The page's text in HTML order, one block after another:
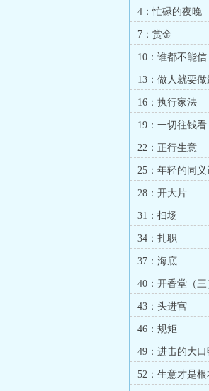
4：忙碌的夜晚
7：赏金
10：谁都不能信
13：做人就要
16：执行家法
19：一切往钱看
22：正行生意
25：年轻的同
28：开大片
31：扫场
34：扎职
37：海底
40：开香堂（三
43：头进宫
46：规矩
49：进击的大口
52：生意才是根